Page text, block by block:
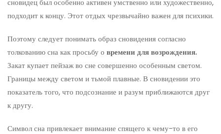
сновидец был особенно активен умственно или художественно,
подходит к концу. Этот отдых чрезвычайно важен для психики.
Поэтому следует понимать образ сновидения согласно
толкованию сна как просьбу о времени для возрождения.
Закат купает пейзаж во сне совершенно особенным светом.
Границы между светом и тьмой плавные. В сновидении это
показатель того, что подсознание и разум приближаются друг
к другу.
Символ сна привлекает внимание спящего к чему-то в его